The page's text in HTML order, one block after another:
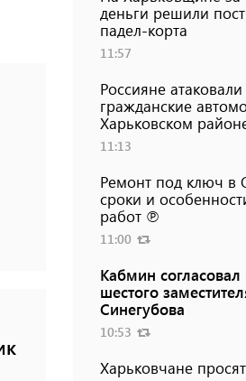
деньги решили
падел-корта
11:57
Россияне
гражданские
Харьковском
11:13
Ремонт под ключ в
сроки и
работ ℗
11:00
Кабмин согласовал
шестого
Синегубова
10:53
Харьковчане